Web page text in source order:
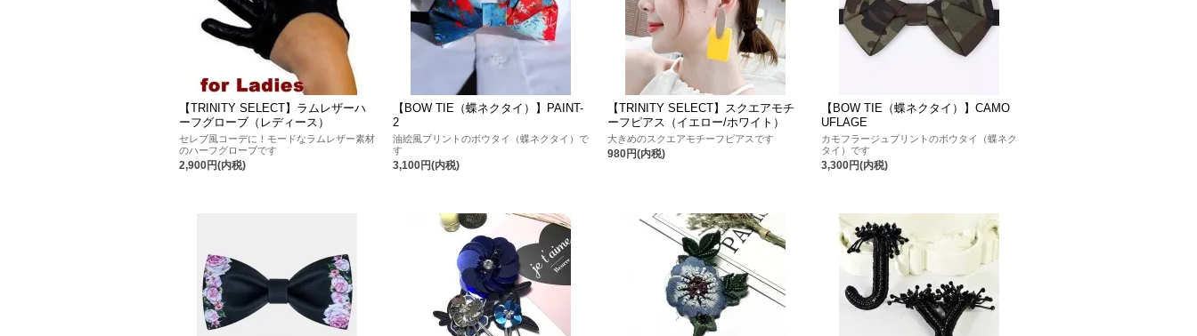
【TRINITY SELECT】ラムレザーハ
ーフグローブ（レディース）
セレブ風コーデに！モードなラムレザー素材
のハーフグローブです
2,900円(内税)
【BOW TIE（蝶ネクタイ）】PAINT-
2
油絵風プリントのボウタイ（蝶ネクタイ）で
す
3,100円(内税)
【TRINITY SELECT】スクエアモチ
ーフピアス（イエロー/ホワイト）
大きめのスクエアモチーフピアスです
980円(内税)
【BOW TIE（蝶ネクタイ）】CAMO
UFLAGE
カモフラージュプリントのボウタイ（蝶ネク
タイ）です
3,300円(内税)